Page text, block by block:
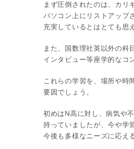
まず圧倒されたのは、カリ
パソコン上にリストアップ
充実しているとはとても思
また、国数理社英以外の科
インタビュー等座学的なコ
これらの学習を、場所や時
要因でしょう。
初めはN高に対し、病気や
持っていましたが、今や学
今後も多様なニーズに応え